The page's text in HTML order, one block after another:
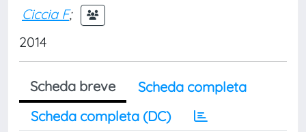
Ciccia F;
2014
Scheda breve
Scheda completa
Scheda completa (DC)